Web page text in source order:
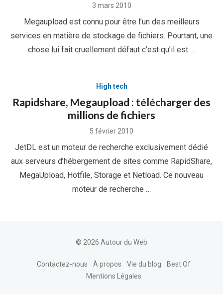
Posted
3 mars 2010
Megaupload est connu pour être l’un des meilleurs
services en matière de stockage de fichiers. Pourtant, une
chose lui fait cruellement défaut c’est qu’il est …
High tech
Rapidshare, Megaupload : télécharger des
millions de fichiers
Posted
5 février 2010
JetDL est un moteur de recherche exclusivement dédié
aux serveurs d’hébergement de sites comme RapidShare,
MegaUpload, Hotfile, Storage et Netload. Ce nouveau
moteur de recherche …
© 2026 Autour du Web
Contactez-nous À propos Vie du blog
Best Of
Mentions Légales